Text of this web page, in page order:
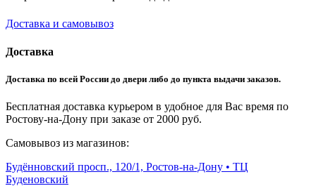
Доставка и самовывоз
Доставка
Доставка по всей России до двери либо до пункта выдачи заказов.
Бесплатная доставка курьером в удобное для Вас время по
Ростову-на-Дону при заказе от 2000 руб.
Самовывоз из магазинов:
Будённовский просп., 120/1, Ростов-на-Дону • ТЦ
Буденовский